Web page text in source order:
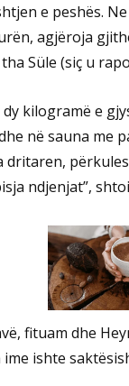
e peshës.
agjëroja
Süle (siç u
kilogramë e
në sauna me
dritaren,
ndjenjat”,
fituam dhe
ishte